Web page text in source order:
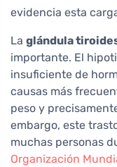
evidencia esta
La glándula
importante. El
insuficiente de
causas más
peso y
embargo, este
muchas personas
Organización